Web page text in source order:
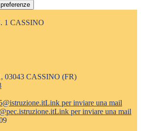
1 CASSINO
CASSINO (FR)
Link per inviare una mail
Link per inviare una mail